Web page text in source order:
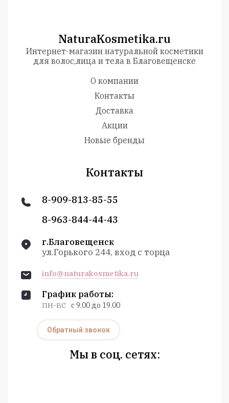
NaturaKosmetika.ru
Интернет-магазин натуральной косметики
для волос,лица и тела в Благовещенске
О компании
Контакты
Доставка
Акции
Новые бренды
Контакты
8-909-813-85-55
8-963-844-44-43
г.Благовещенск
ул.Горького 244, вход с торца
info@naturakosmetika.ru
График работы:
ПН-ВС с 9.00 до 19.00
Обратный звонок
Мы в соц. сетях: